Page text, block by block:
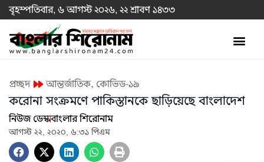
বৃহস্পতিবার, ৬ আগস্ট ২০২৬, ২২ শ্রাবণ ১৪৩৩
প্রচ্ছদ আন্তর্জাতিক, কোভিড-১৯
করোনা সংক্রমণে পাকিস্তানকে ছাড়িয়েছে বাংলাদেশ
নিউজ ডেস্কবাংলার শিরোনাম
আগস্ট ২২, ২০২০, ৬:৩১ পিএম